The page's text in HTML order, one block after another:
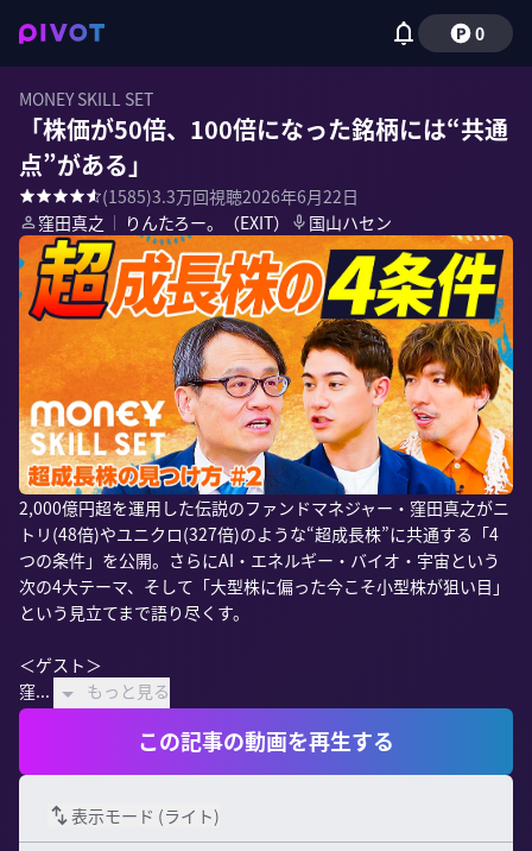
0
MONEY SKILL SET
「株価が50倍、100倍になった銘柄には“共通
点”がある」
(1585)3.3万回視聴2026年6月22日
窪田真之 ｜ りんたろー。（EXIT） 国山ハセン
2,000億円超を運用した伝説のファンドマネジャー・窪田真之がニ
トリ(48倍)やユニクロ(327倍)のような“超成長株”に共通する「4
つの条件」を公開。さらにAI・エネルギー・バイオ・宇宙という
次の4大テーマ、そして「大型株に偏った今こそ小型株が狙い目」
という見立てまで語り尽くす。
＜ゲスト＞
窪...
もっと見る
この記事の動画を再生する
表示モード (ライト)